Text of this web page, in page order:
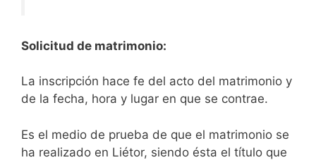
Solicitud de matrimonio:
La inscripción hace fe del acto del matrimonio y
de la fecha, hora y lugar en que se contrae.
Es el medio de prueba de que el matrimonio se
ha realizado en Liétor, siendo ésta el título que